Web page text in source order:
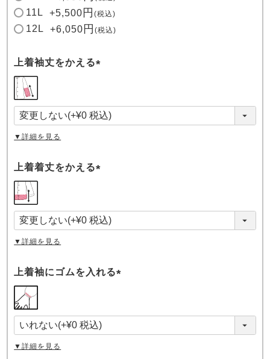
11L +5,500 税込
12L +6,050 税込
上着袖丈をかえる
須
)
▼詳細を見る
上着着丈をかえる
須
)
▼詳細を見る
上着袖にゴムを入れる
須
)
▼詳細を見る